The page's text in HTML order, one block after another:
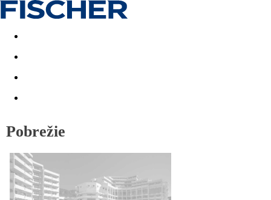
Last minute Dovolenkové kluby
Pobrežie